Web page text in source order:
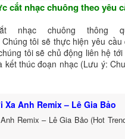
cắt nhạc chuông theo yêu
chuông thông
Chúng tôi sẽ thực hiện yêu
tôi sẽ chủ động liên hệ
thúc đoạn nhạc (Lưu ý:
Anh Remix – Lê Gia Bảo
Remix – Lê Gia Bảo (Hot